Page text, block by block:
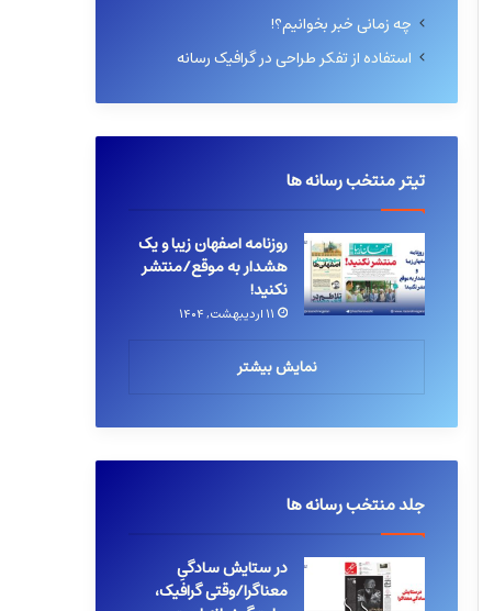
چه زمانی خبر بخوانیم؟!
استفاده از تفکر طراحی در گرافیک رسانه
تیتر منتخب رسانه ها
روزنامه اصفهان زیبا و یک
هشدار به موقع/منتشر
نکنید!
۱۱ اردیبهشت, ۱۴۰۴
نمایش بیشتر
جلد منتخب رسانه ها
در ستایش سادگیِ
معناگرا/وقتی گرافیک،